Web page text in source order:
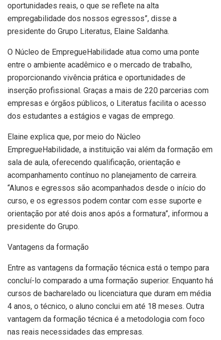
oportunidades reais, o que se reflete na alta
empregabilidade dos nossos egressos”, disse a
presidente do Grupo Literatus, Elaine Saldanha.
O Núcleo de EmpregueHabilidade atua como uma ponte
entre o ambiente acadêmico e o mercado de trabalho,
proporcionando vivência prática e oportunidades de
inserção profissional. Graças a mais de 220 parcerias com
empresas e órgãos públicos, o Literatus facilita o acesso
dos estudantes a estágios e vagas de emprego.
Elaine explica que, por meio do Núcleo
EmpregueHabilidade, a instituição vai além da formação em
sala de aula, oferecendo qualificação, orientação e
acompanhamento contínuo no planejamento de carreira.
“Alunos e egressos são acompanhados desde o início do
curso, e os egressos podem contar com esse suporte e
orientação por até dois anos após a formatura”, informou a
presidente do Grupo.
Vantagens da formação
Entre as vantagens da formação técnica está o tempo para
concluí-lo comparado a uma formação superior. Enquanto há
cursos de bacharelado ou licenciatura que duram em média
4 anos, o técnico, o aluno conclui em até 18 meses. Outra
vantagem da formação técnica é a metodologia com foco
nas reais necessidades das empresas.